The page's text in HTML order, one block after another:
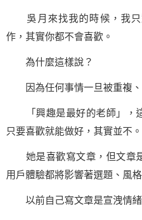
吳月來找我的時候，我只
作，其實你都不會喜歡。
為什麼這樣說？
因為任何事情一旦被重複、
「興趣是最好的老師」，
只要喜歡就能做好，其實並不。
她是喜歡寫文章，但文章是
用戶體驗都將影響著選題、風格
以前自己寫文章是宣洩情緒